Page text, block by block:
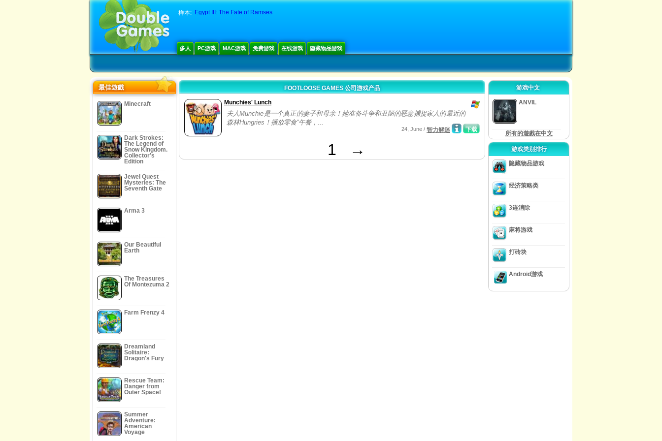
样本: Egypt III: The Fate of Ramses
多人 PC游戏 MAC游戏 免费游戏 在线游戏 隐藏物品游戏
最佳遊戲
Minecraft
Dark Strokes:
The Legend of
Snow Kingdom.
Collector's
Edition
Jewel Quest
Mysteries: The
Seventh Gate
Arma 3
Our Beautiful
Earth
The Treasures
Of Montezuma 2
Farm Frenzy 4
Dreamland
Solitaire:
Dragon's Fury
Rescue Team:
Danger from
Outer Space!
Summer
Adventure:
American
Voyage
FOOTLOOSE GAMES 公司游戏产品
Munchies' Lunch
夫人Munchie是一个真正的妻子和母亲！她准备斗争和丑陋的恶意捕捉家人的最近的
森林Hungries！播放零食“午餐，...
下载
24, June / 智力解迷
1 →
游戏中文
ANVIL
所有的遊戲在中文
游戏类别排行
隐藏物品游戏
经济策略类
3连消除
麻将游戏
打砖块
Android游戏